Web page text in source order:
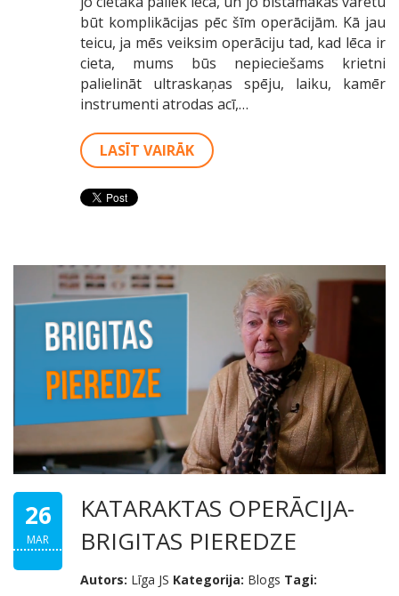
būt komplikācijas pēc šīm operācijām. Kā jau
teicu, ja mēs veiksim operāciju tad, kad lēca ir
cieta, mums būs nepieciešams krietni
palielināt ultraskaņas spēju, laiku, kamēr
instrumenti atrodas acī,…
LASĪT VAIRĀK
26
MAR
KATARAKTAS OPERĀCIJA-
BRIGITAS PIEREDZE
Autors: Līga JS Kategorija: Blogs Tagi: